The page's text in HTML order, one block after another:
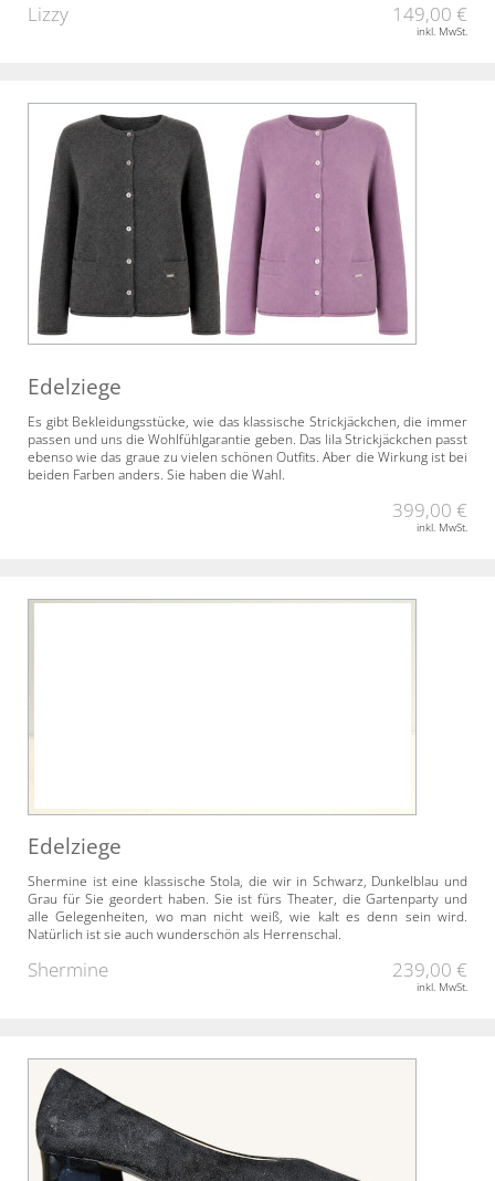
Lizzy 149,00 €
inkl. MwSt.
Edelziege
Es gibt Bekleidungsstücke, wie das klassische Strickjäckchen, die immer
passen und uns die Wohlfühlgarantie geben. Das lila Strickjäckchen passt
ebenso wie das graue zu vielen schönen Outfits. Aber die Wirkung ist bei
beiden Farben anders. Sie haben die Wahl.
399,00 €
inkl. MwSt.
Edelziege
Shermine ist eine klassische Stola, die wir in Schwarz, Dunkelblau und
Grau für Sie geordert haben. Sie ist fürs Theater, die Gartenparty und
alle Gelegenheiten, wo man nicht weiß, wie kalt es denn sein wird.
Natürlich ist sie auch wunderschön als Herrenschal.
Shermine 239,00 €
inkl. MwSt.